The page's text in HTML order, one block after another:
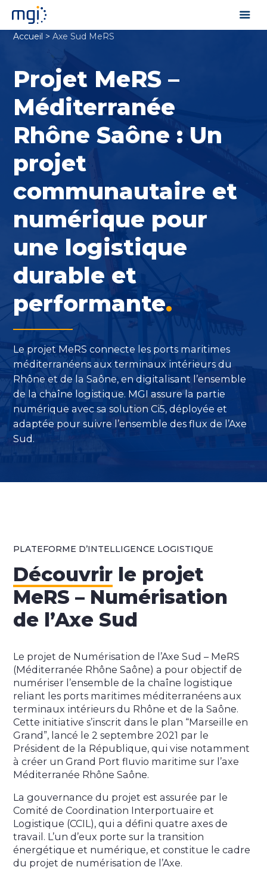
Accueil >Axe Sud MeRS
Projet MeRS –
Méditerranée
Rhône Saône : Un
projet
communautaire et
numérique pour
une logistique
durable et
performante.
Le projet MeRS connecte les ports maritimes
méditerranéens aux terminaux intérieurs du
Rhône et de la Saône, en digitalisant l’ensemble
de la chaîne logistique. MGI assure la partie
numérique avec sa solution Ci5, déployée et
adaptée pour suivre l’ensemble des flux de l’Axe
Sud.
PLATEFORME D’INTELLIGENCE LOGISTIQUE
Découvrir le projet
MeRS – Numérisation
de l’Axe Sud
Le projet de Numérisation de l’Axe Sud – MeRS
(Méditerranée Rhône Saône) a pour objectif de
numériser l’ensemble de la chaîne logistique
reliant les ports maritimes méditerranéens aux
terminaux intérieurs du Rhône et de la Saône.
Cette initiative s’inscrit dans le plan “Marseille en
Grand”, lancé le 2 septembre 2021 par le
Président de la République, qui vise notamment
à créer un Grand Port fluvio maritime sur l’axe
Méditerranée Rhône Saône.
La gouvernance du projet est assurée par le
Comité de Coordination Interportuaire et
Logistique (CCIL), qui a défini quatre axes de
travail. L’un d’eux porte sur la transition
énergétique et numérique, et constitue le cadre
du projet de numérisation de l’Axe.